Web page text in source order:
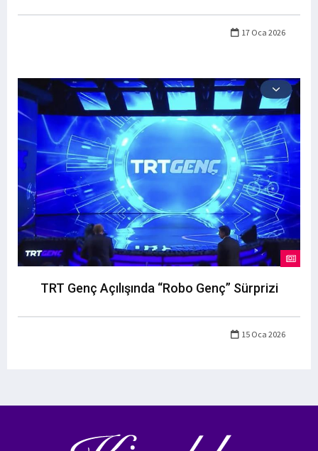
17 Oca 2026
TRT Genç Açılışında “Robo Genç” Sürprizi
15 Oca 2026